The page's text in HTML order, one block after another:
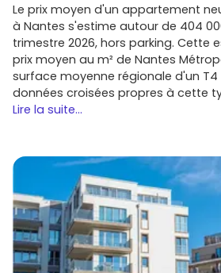
Le prix moyen d'un appartement
à Nantes s'estime autour de 404
trimestre 2026, hors parking. Cette
prix moyen au m² de Nantes
surface moyenne régionale d'un
données croisées propres à cette
Lire la suite...